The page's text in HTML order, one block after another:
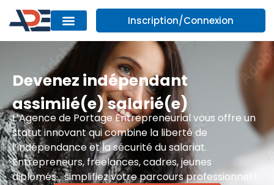
Inscription/Connexion
Devenez indépendant
assimilé(e) salarié(e)
L’Agence de Portage Entrepreneurial vous offre un
statut innovant qui combine la liberté de
l’indépendance et la sécurité du salariat.
Entrepreneurs, freelances, cadres, jeunes
diplômés… simplifiez votre parcours professionnel !